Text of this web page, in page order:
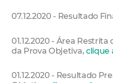
07.12.2020 - Resultado
01.12.2020 - Área
da Prova Objetiva, clique
01.12.2020 - Resultado